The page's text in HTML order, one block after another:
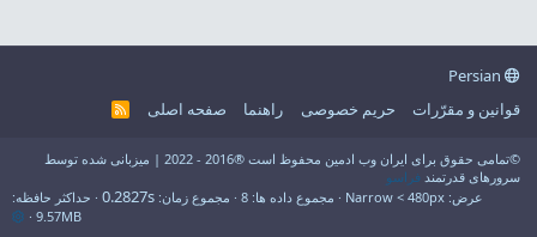
قوانین و مقرّرات
حریم خصوصی راهنما صفحه اصلی
R
©تمامی حقوق برای ایران وب ادمین محفوظ است ®2016 - 2022 | میزبانی شده توسط
سرورهای قدرتمند فراسو
عرض
مجموع داده ها 8 مجموع زمان 0.2827s
حداکثر حافظه
9.57MB